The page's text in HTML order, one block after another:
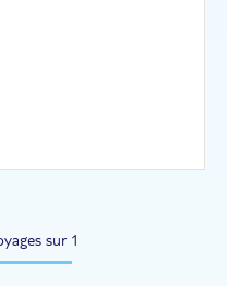
sur 1